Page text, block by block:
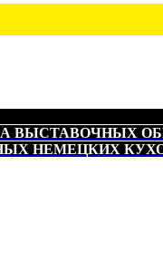
ВЫСТАВОЧНЫХ
НЕМЕЦКИХ